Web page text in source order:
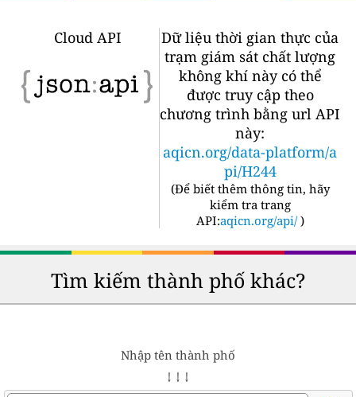
Cloud API
Dữ liệu thời gian thực của
trạm giám sát chất lượng
không khí này có thể
được truy cập theo
chương trình bằng url API
này:
aqicn.org/data-platform/a
pi/H244
(Để biết thêm thông tin, hãy
kiểm tra trang
API:aqicn.org/api/ )
Tìm kiếm thành phố khác?
Nhập tên thành phố
↓ ↓ ↓